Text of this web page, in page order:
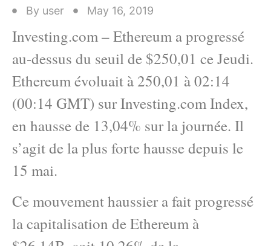
By user May 16, 2019
Investing.com – Ethereum a progressé
au-dessus du seuil de $250,01 ce Jeudi.
Ethereum évoluait à 250,01 à 02:14
(00:14 GMT) sur Investing.com Index,
en hausse de 13,04% sur la journée. Il
s’agit de la plus forte hausse depuis le
15 mai.
Ce mouvement haussier a fait progressé
la capitalisation de Ethereum à